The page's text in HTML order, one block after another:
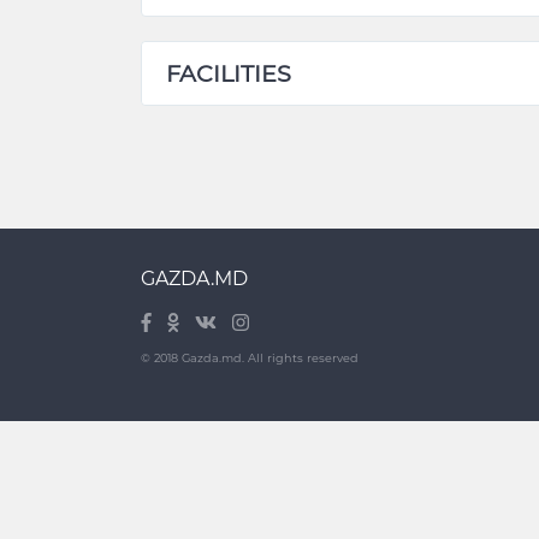
FACILITIES
GAZDA.MD
© 2018 Gazda.md. All rights reserved